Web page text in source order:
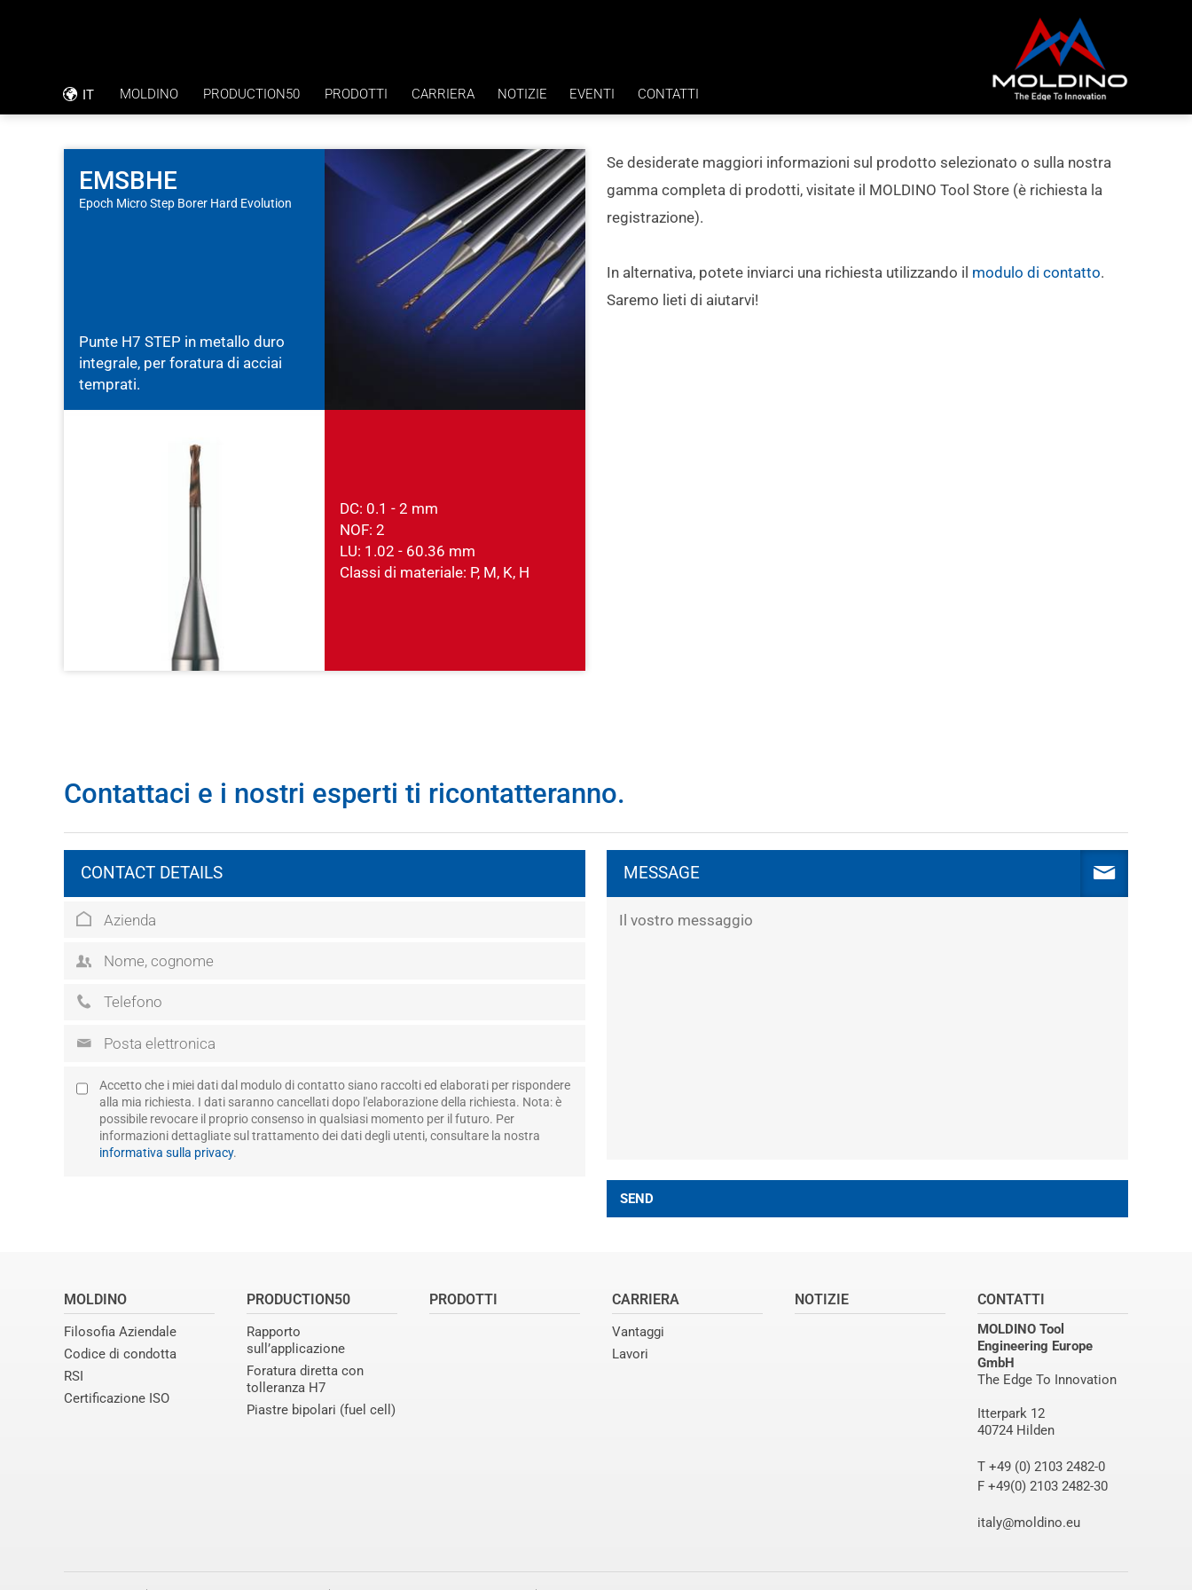
IT MOLDINO
CODICE DI CONDOTTA
RSI
PRODUCTION50
FORATURA DIRETTA CON TOLLERANZA H7
PIASTRE BIPOLARI (FUEL CELL)
PRODOTTI CARRIERA NOTIZIE EVENTI CONTATTI
EMSBHE
Epoch Micro Step Borer Hard Evolution
Punte H7 STEP in metallo duro
integrale, per foratura di acciai
temprati.
DC: 0.1 - 2 mm
NOF: 2
LU: 1.02 - 60.36 mm
Classi di materiale: P, M, K, H
Se desiderate maggiori informazioni sul prodotto selezionato o sulla nostra
gamma completa di prodotti, visitate il MOLDINO Tool Store (è richiesta la
registrazione).
In alternativa, potete inviarci una richiesta utilizzando il modulo di contatto.
Saremo lieti di aiutarvi!
Contattaci e i nostri esperti ti ricontatteranno.
CONTACT DETAILS
Accetto che i miei dati dal modulo di contatto siano raccolti ed elaborati per rispondere
alla mia richiesta. I dati saranno cancellati dopo l'elaborazione della richiesta. Nota: è
possibile revocare il proprio consenso in qualsiasi momento per il futuro. Per
informazioni dettagliate sul trattamento dei dati degli utenti, consultare la nostra
informativa sulla privacy.
MESSAGE
SEND
MOLDINO
Filosofia Aziendale
Codice di condotta
RSI
Certificazione ISO
PRODUCTION50
Rapporto
sull’applicazione
Foratura diretta con
tolleranza H7
Piastre bipolari (fuel cell)
PRODOTTI CARRIERA
Vantaggi
Lavori
NOTIZIE CONTATTI
MOLDINO Tool
Engineering Europe
GmbH
The Edge To Innovation
Itterpark 12
40724 Hilden
T +49 (0) 2103 2482-0
F +49(0) 2103 2482-30
italy@moldino.eu